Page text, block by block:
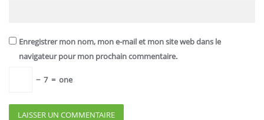
Enregistrer mon nom, mon e-mail et mon site web dans le
navigateur pour mon prochain commentaire.
− 7 = one